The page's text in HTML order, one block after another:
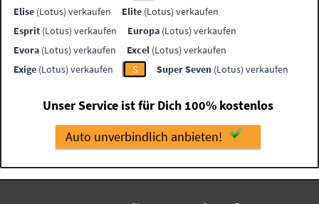
Elise (Lotus) verkaufen Elite (Lotus) verkaufen
Esprit (Lotus) verkaufen Europa (Lotus) verkaufen
Evora (Lotus) verkaufen Excel (Lotus) verkaufen
Exige (Lotus) verkaufen S Super Seven (Lotus) verkaufen
Unser Service ist für Dich 100% kostenlos
Auto unverbindlich anbieten!